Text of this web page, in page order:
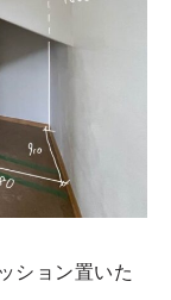
ション置いた